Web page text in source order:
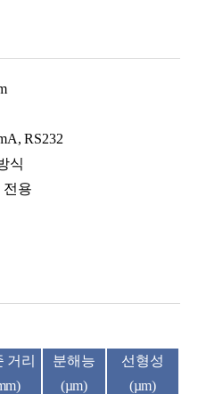
RS232
식
전용
거리
분해능
(µm)
선형성
(µm)